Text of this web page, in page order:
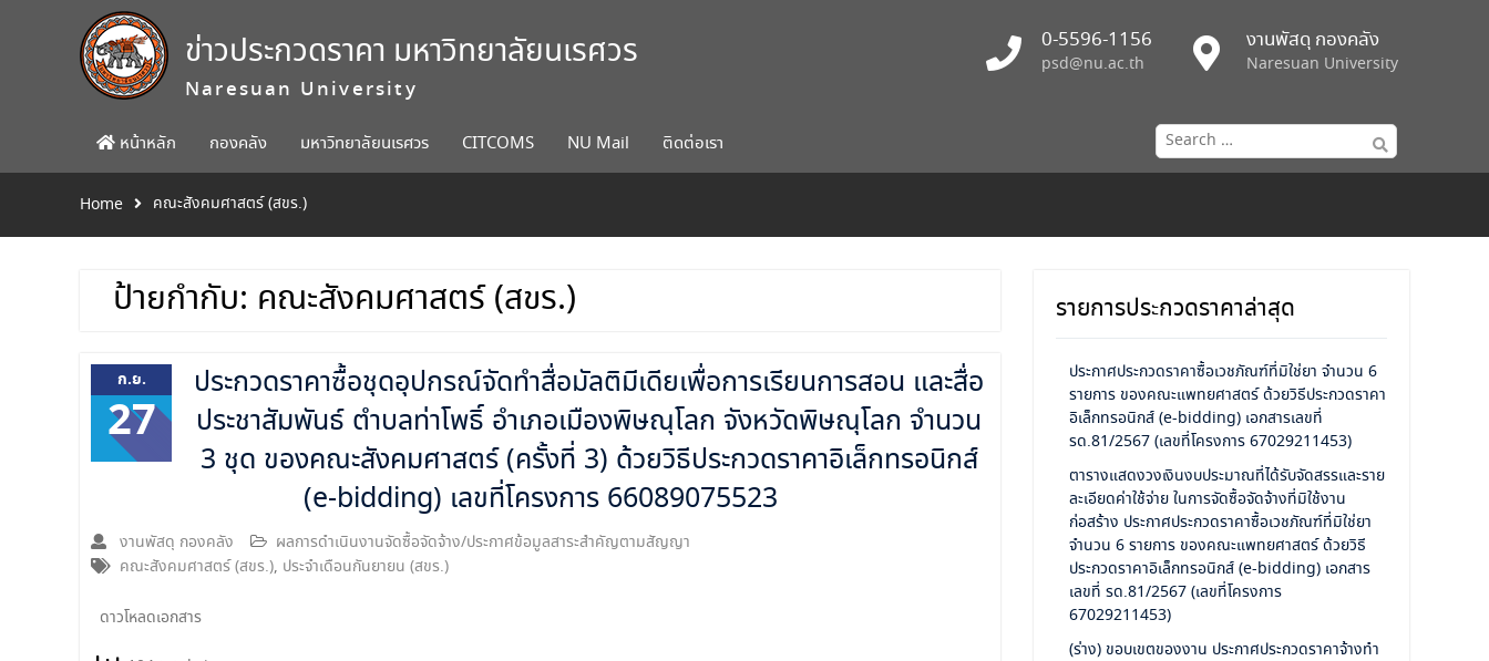
ข่าวประกวดราคา มหาวิทยาลัยนเรศวร
Naresuan University
0-5596-1156
psd@nu.ac.th
งานพัสดุ กองคลัง
Naresuan University
หน้าหลัก กองคลัง มหาวิทยาลัยนเรศวร CITCOMS NU Mail ติดต่อเรา
Search
for:
Home คณะสังคมศาสตร์ (สขร.)
ป้ายกำกับ: คณะสังคมศาสตร์ (สขร.)
ก.ย.
27
ประกวดราคาซื้อชุดอุปกรณ์จัดทำสื่อมัลติมีเดียเพื่อการเรียนการสอน และสื่อ
ประชาสัมพันธ์ ตำบลท่าโพธิ์ อำเภอเมืองพิษณุโลก จังหวัดพิษณุโลก จำนวน
3 ชุด ของคณะสังคมศาสตร์ (ครั้งที่ 3) ด้วยวิธีประกวดราคาอิเล็กทรอนิกส์
(e-bidding) เลขที่โครงการ 66089075523
งานพัสดุ กองคลัง
ผลการดำเนินงานจัดซื้อจัดจ้าง/ประกาศข้อมูลสาระสำคัญตามสัญญา
คณะสังคมศาสตร์ (สขร.), ประจำเดือนกันยายน (สขร.)
ดาวโหลดเอกสาร
รายการประกวดราคาล่าสุด
ประกาศประกวดราคาซื้อเวชภัณฑ์ที่มิใช่ยา จำนวน 6
รายการ ของคณะแพทยศาสตร์ ด้วยวิธีประกวดราคา
อิเล็กทรอนิกส์ (e-bidding) เอกสารเลขที่
รด.81/2567 (เลขที่โครงการ 67029211453)
ตารางแสดงวงเงินงบประมาณที่ได้รับจัดสรรและราย
ละเอียดค่าใช้จ่าย ในการจัดซื้อจัดจ้างที่มิใช้งาน
ก่อสร้าง ประกาศประกวดราคาซื้อเวชภัณฑ์ที่มิใช่ยา
จำนวน 6 รายการ ของคณะแพทยศาสตร์ ด้วยวิธี
ประกวดราคาอิเล็กทรอนิกส์ (e-bidding) เอกสาร
เลขที่ รด.81/2567 (เลขที่โครงการ
67029211453)
(ร่าง) ขอบเขตของงาน ประกาศประกวดราคาจ้างทำ